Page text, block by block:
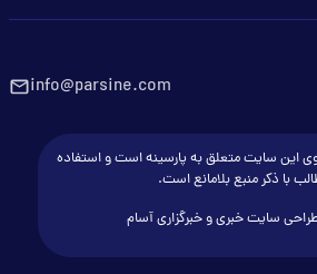
info@parsine.com
این سایت متعلق به پارسینه است و استفاده
با ذکر منبع بلامانع است.
سایت خبری و خبرگزاری آسام